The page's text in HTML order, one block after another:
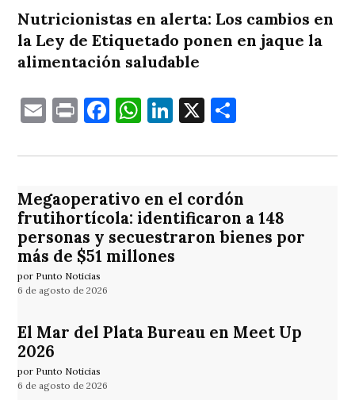
Nutricionistas en alerta: Los cambios en
la Ley de Etiquetado ponen en jaque la
alimentación saludable
EmailPrintFacebook
WhatsApp
LinkedIn
X
Megaoperativo en el cordón
frutihortícola: identificaron a 148
personas y secuestraron bienes por
más de $51 millones
por Punto Noticias
6 de agosto de 2026
El Mar del Plata Bureau en Meet Up
2026
por Punto Noticias
6 de agosto de 2026